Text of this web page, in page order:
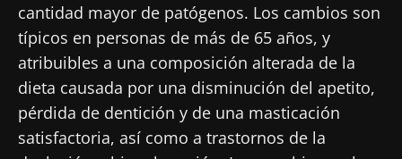
cantidad mayor de patógenos. Los cambios son
típicos en personas de más de 65 años, y
atribuibles a una composición alterada de la
dieta causada por una disminución del apetito,
pérdida de dentición y de una masticación
satisfactoria, así como a trastornos de la